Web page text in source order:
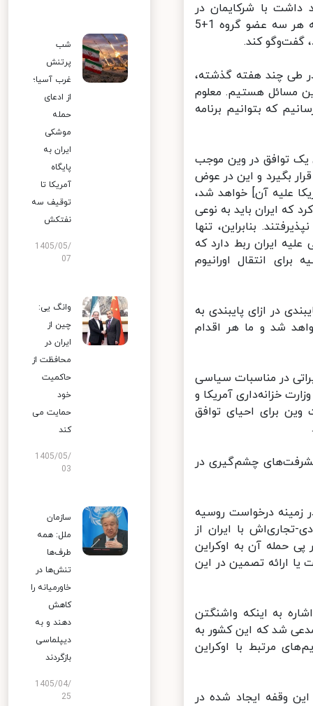
با شرکایمان در
تروئیکای اروپا، یعنی آلمان، فرانسه و انگلیس [کشورهای اروپایی برجام] که هر سه عضو گروه 1+5
طی چند هفته گذشته،
مسائل هستیم. معلوم
که بتوانیم برنامه
توافق در وین موجب
بگیرد و این در عوض
علیه آن] خواهد شد،
ایران باید به نوعی
بنابراین،‌ تنها
ایران ربط دارد که
انتقال اورانیوم
در ازای پایبندی به
شد و ما هر اقدام
در مناسبات سیاسی
خزانه‌داری آمریکا و
برای احیای توافق
چشم‌گیری در
درخواست روسیه
با ایران از
حمله آن به اوکراین
ارائه تصمین در این
به اینکه واشنگتن
شد که این کشور به
مرتبط با اوکراین
وقفه ایجاد شده در
شب
پرتنش
غرب آسیا؛
از ادعای
حمله
موشکی
ایران به
پایگاه
آمریکا تا
توقیف سه
نفتکش
1405/05/
07
وانگ یی:
چین از
ایران در
محافظت از
حاکمیت
خود
حمایت می
کند
1405/05/
03
سازمان
ملل: همه
طرف‌ها
تنش‌ها در
خاورمیانه را
کاهش
دهند و به
دیپلماسی
بازگردند
1405/04/
25